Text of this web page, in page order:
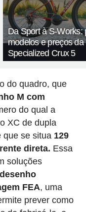
Da Sport à S-Works:
modelos e preços da
Specialized Crux 5
do quadro, que
M com
do qual a
XC de dupla
que se situa129
direta. Essa
soluções
FEA, uma
prever como